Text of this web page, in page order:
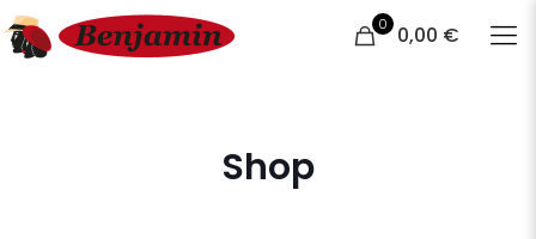
0 0,00 €
Shop